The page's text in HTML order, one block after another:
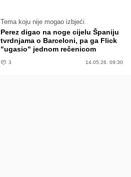
Tema koju nije mogao izbjeći
Perez digao na noge cijelu Španiju
tvrdnjama o Barceloni, pa ga Flick
"ugasio" jednom rečenicom
3 14.05.26. 09:30